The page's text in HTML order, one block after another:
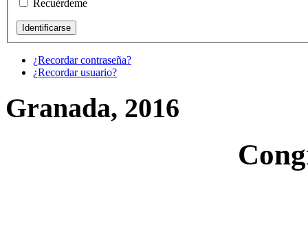
Recuérdeme
¿Recordar contraseña?
¿Recordar usuario?
Granada, 2016